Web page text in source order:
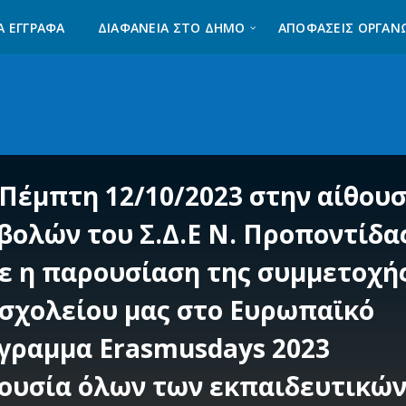
ΈΓΓΡΑΦΑ ΔΙΑΦΆΝΕΙΑ ΣΤΟ ΔΉΜΟ ΑΠΟΦΑΣΕΙΣ
12/10/2023 στην
του Σ.Δ.Ε Ν.
η παρουσίαση της
μας στο Ευρωπαϊκό
Erasmusdays 2023
όλων των